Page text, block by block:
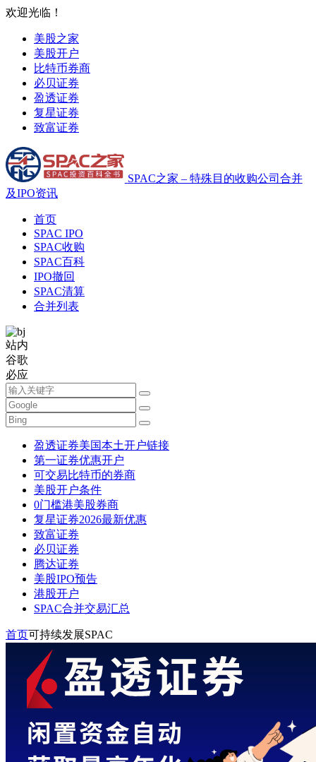
欢迎光临！
美股之家
美股开户
比特币券商
必贝证券
盈透证券
复星证券
致富证券
SPAC之家 – 特殊目的收购公司合并
及IPO资讯
首页
SPAC IPO
SPAC收购
SPAC百科
IPO撤回
SPAC清算
合并列表
站内
谷歌
必应
盈透证券美国本土开户链接
第一证券优惠开户
可交易比特币的券商
美股开户条件
0门槛港美股券商
复星证券2026最新优惠
致富证券
必贝证券
腾达证券
美股IPO预告
港股开户
SPAC合并交易汇总
首页可持续发展SPAC